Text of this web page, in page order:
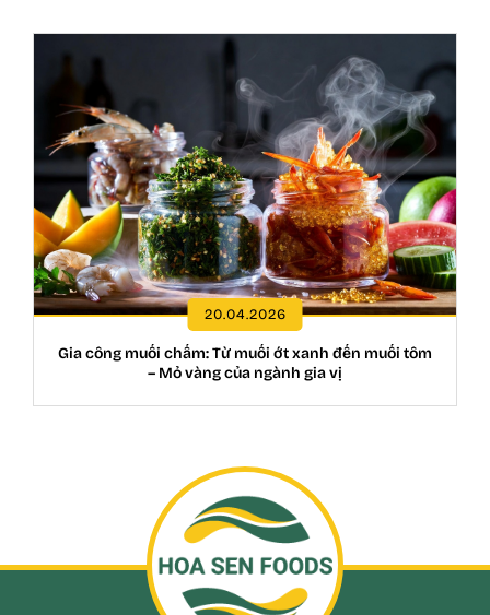
20.04.2026
Gia công muối chấm: Từ muối ớt xanh đến muối tôm
– Mỏ vàng của ngành gia vị